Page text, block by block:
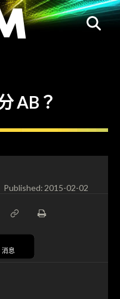
AB？
Published:2015-02-02
消息